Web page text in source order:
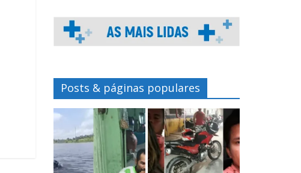
Posts & páginas populares